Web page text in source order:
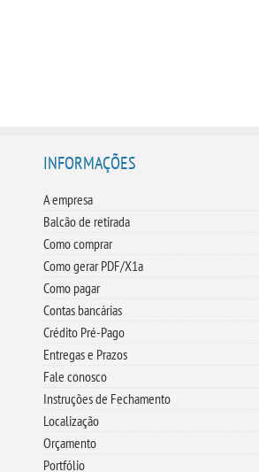
INFORMAÇÕES
A empresa
Balcão de retirada
Como comprar
Como gerar PDF/X1a
Como pagar
Contas bancárias
Crédito Pré-Pago
Entregas e Prazos
Fale conosco
Instruções de Fechamento
Localização
Orçamento
Portfólio